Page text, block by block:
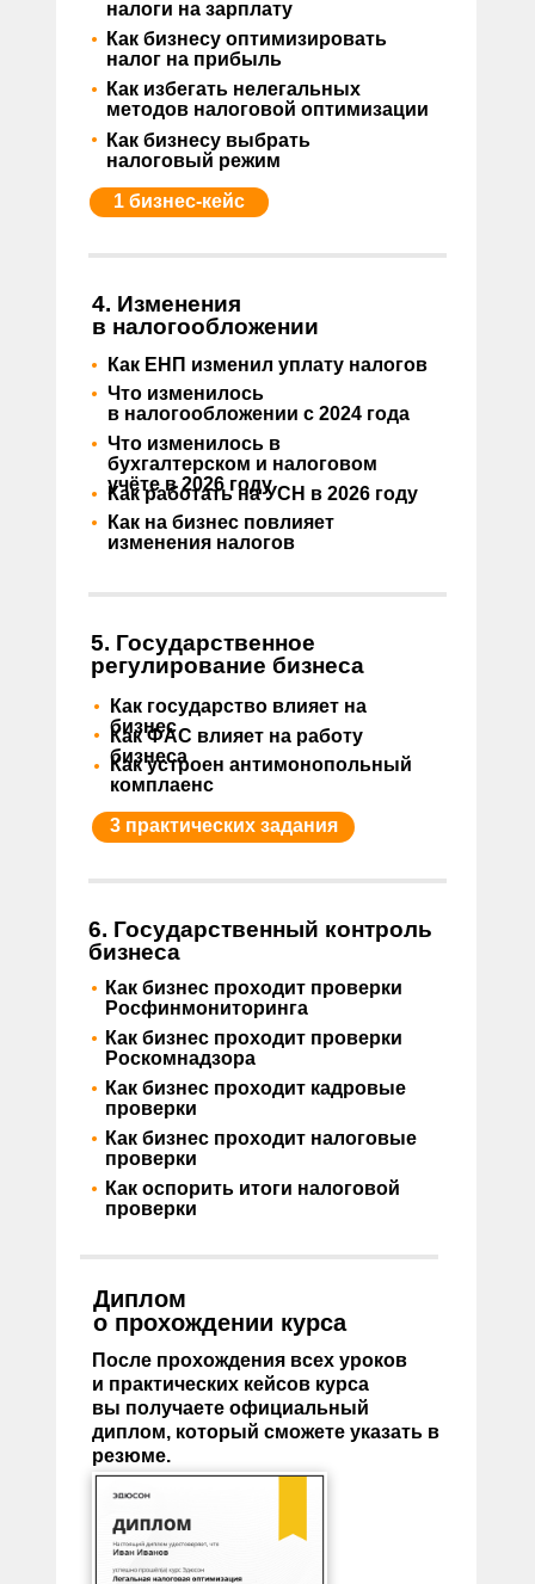
1 бизнес-кейс
налоги на зарплату
Как бизнесу оптимизировать
налог на прибыль
•
Как избегать нелегальных
методов налоговой оптимизации
•
Как бизнесу выбрать
налоговый режим
•
После прохождения всех уроков
и практических кейсов курса
вы получаете официальный
диплом, который сможете указать в
резюме.
Диплом
о прохождении курса
Как ЕНП изменил уплату налогов
•
Что изменилось
в налогообложении с 2024 года
•
Что изменилось в
бухгалтерском и налоговом
учёте в 2026 году
•
Как работать на УСН в 2026 году
•
Как на бизнес повлияет
изменения налогов
•
4. Изменения
в налогообложении
Как государство влияет на
бизнес
•
Как ФАС влияет на работу
бизнеса
•
Как устроен антимонопольный
комплаенс
•
3 практических задания
5. Государственное
регулирование бизнеса
6. Государственный контроль
бизнеса
Как бизнес проходит проверки
Росфинмониторинга
•
Как бизнес проходит проверки
Роскомнадзора
•
Как бизнес проходит кадровые
проверки
•
Как бизнес проходит налоговые
проверки
•
Как оспорить итоги налоговой
проверки
•